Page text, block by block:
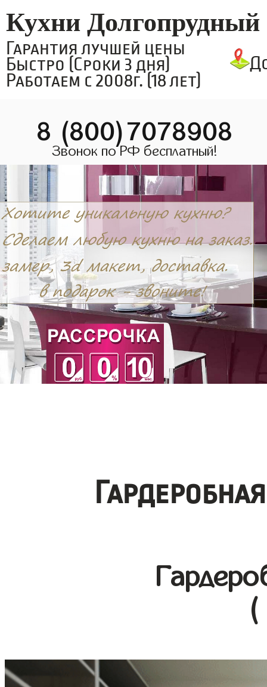
Кухни Долгопрудный
Гарантия лучшей цены
Быстро (Сроки 3 дня)
Работаем с 2008г. (18 лет)
8 (800)7078908
Звонок по РФ бесплатный!
(